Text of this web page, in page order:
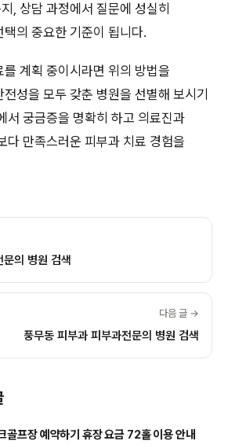
, 상담 과정에서 질문에 성실히
의 중요한 기준이 됩니다.
계획 중이시라면 위의 방법을
성을 모두 갖춘 병원을 선별해 보시기
서 궁금증을 명확히 하고 의료진과
다 만족스러운 피부과 치료 경험을
문의 병원 검색
다음 글 →
풍무동 피부과 피부과전문의 병원 검색
골프장 예약하기 휴장 요금 72홀 이용 안내